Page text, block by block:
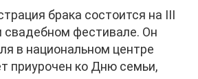
брака состоится на III
свадебном фестивале. Он
в национальном центре
приурочен ко Дню семьи,